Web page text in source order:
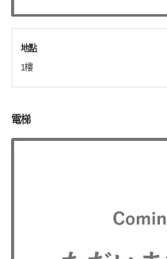
地點
1樓
電梯